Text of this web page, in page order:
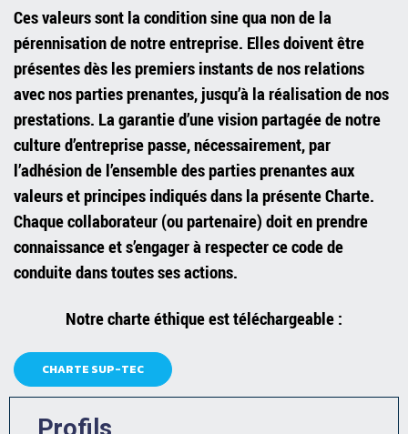
Ces valeurssont la condition sine qua non de la
pérennisation de notre entreprise. Elles doivent être
présentes dès les premiers instants de nos relations
avec nos parties prenantes, jusqu’à la réalisation de nos
prestations. La garantie d’une vision partagée de notre
culture d’entreprisepasse, nécessairement, par
l’adhésion de l’ensemble des parties prenantes aux
valeurs et principes indiqués dans la présente Charte.
Chaque collaborateur (ou partenaire) doitenprendre
connaissanceet s’engager à respecterce code de
conduite dans toutes ses actions.
Notre charte éthique est téléchargeable :
CHARTE SUP-TEC